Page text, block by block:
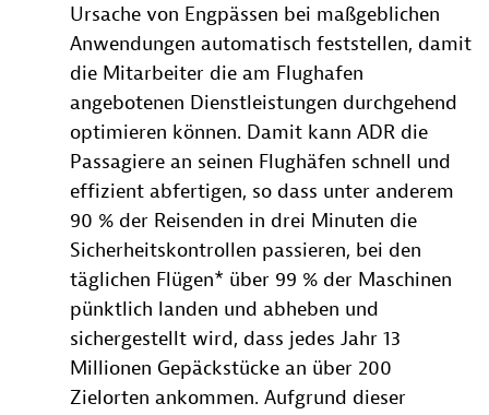
Ursache von Engpässen bei maßgeblichen
Anwendungen automatisch feststellen, damit
die Mitarbeiter die am Flughafen
angebotenen Dienstleistungen durchgehend
optimieren können. Damit kann ADR die
Passagiere an seinen Flughäfen schnell und
effizient abfertigen, so dass unter anderem
90 % der Reisenden in drei Minuten die
Sicherheitskontrollen passieren, bei den
täglichen Flügen* über 99 % der Maschinen
pünktlich landen und abheben und
sichergestellt wird, dass jedes Jahr 13
Millionen Gepäckstücke an über 200
Zielorten ankommen. Aufgrund dieser